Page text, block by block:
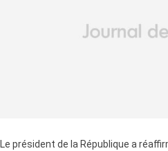
Le président de la République a